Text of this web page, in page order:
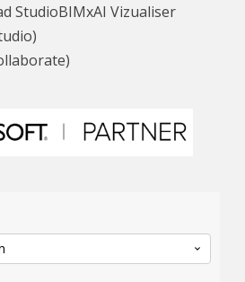
StudioBIMxAI Vizualiser